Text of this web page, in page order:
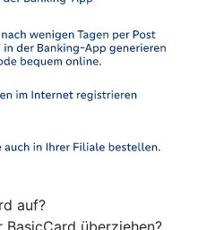
auf?
überziehen?